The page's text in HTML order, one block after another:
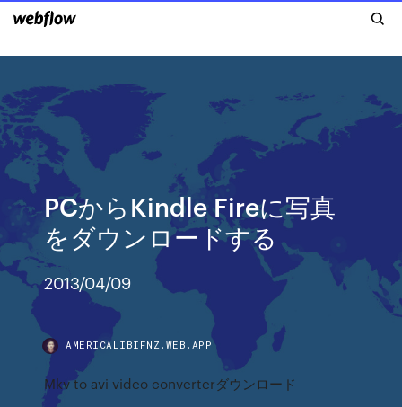
PCからKindle Fireに写真
をダウンロードする
2013/04/09
AMERICALIBIFNZ.WEB.APP
Mkv to avi video converterダウンロード